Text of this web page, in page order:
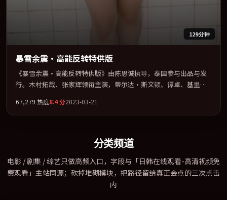
129分钟
暴雪余震·高能反转特供版
《暴雪余震·高能反转特供版》由陈思诚执导，泰国参与出品与发
行。木村拓哉、张家辉领衔主演，蒂尔达·斯文顿、谭卓、基里安
全片以「剧情」类型为骨架，在叙事、表演与视听上力求统一。定
于 2023-08-01 在内地院线及主流平台同步亮相，2023 年度话题片
67,279 热度8.4分2023-03-21
分类频道
电影 / 剧集 / 综艺只做高频入口，字段与「日韩在线观看-高清视频免
费观看」主站同源；砍掉堆砌模块，把路径留给真正会点的三次点击
内